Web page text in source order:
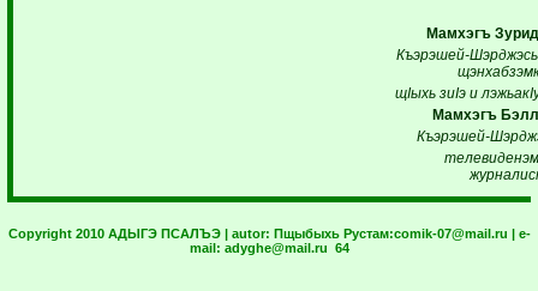
Мамхэгъ
Къэрэшей-
щIыхь зиIэ и
Мамхэгъ
Къэрэшей-
Copyright 2010 АДЫГЭ ПСАЛЪЭ | autor: Пщыбыхь Рустам:comik-07@mail.ru | e-
mail: adyghe@mail.ru 64